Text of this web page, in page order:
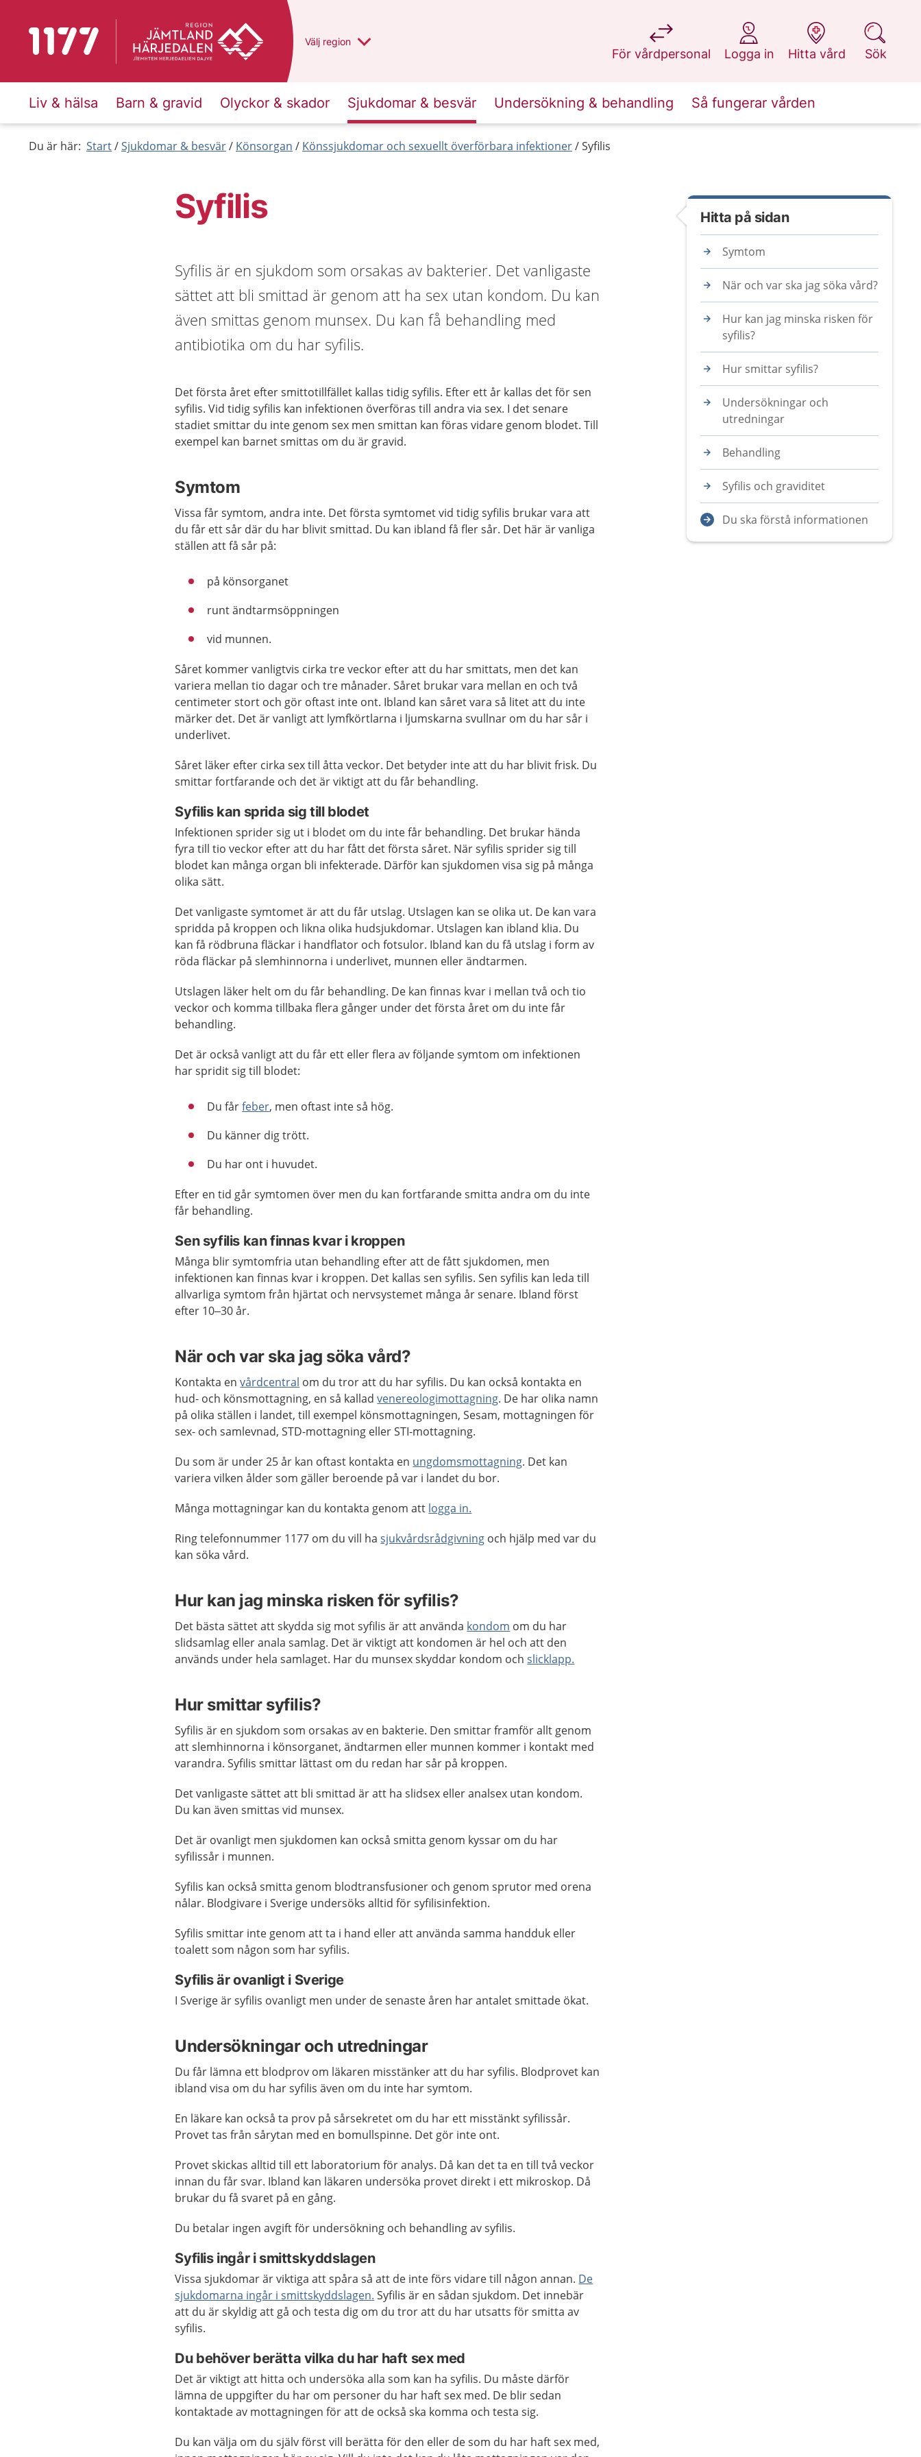
Till startsidan för 1177 Du har valt region
Välj en annan
region
För vårdpersonal
på 1177.se
Logga in
på 1177.se
Hitta vård
på 1177.se
Sök
på 1177.se
Liv & hälsa Barn & gravid Olyckor & skador Sjukdomar & besvär Undersökning & behandling Så fungerar vården
Du är här: Start Sjukdomar & besvär Könsorgan Könssjukdomar och sexuellt överförbara infektioner Syfilis
Syfilis
Syfilis är en sjukdom som orsakas av bakterier. Det vanligaste
sättet att bli smittad är genom att ha sex utan kondom. Du kan
även smittas genom munsex. Du kan få behandling med
antibiotika om du har syfilis.
Det första året efter smittotillfället kallas tidig syfilis. Efter ett år kallas det för sen
syfilis. Vid tidig syfilis kan infektionen överföras till andra via sex. I det senare
stadiet smittar du inte genom sex men smittan kan föras vidare genom blodet. Till
exempel kan barnet smittas om du är gravid.
Symtom
Vissa får symtom, andra inte. Det första symtomet vid tidig syfilis brukar vara att
du får ett sår där du har blivit smittad. Du kan ibland få fler sår. Det här är vanliga
ställen att få sår på:
på könsorganet
runt ändtarmsöppningen
vid munnen.
Såret kommer vanligtvis cirka tre veckor efter att du har smittats, men det kan
variera mellan tio dagar och tre månader. Såret brukar vara mellan en och två
centimeter stort och gör oftast inte ont. Ibland kan såret vara så litet att du inte
märker det. Det är vanligt att lymfkörtlarna i ljumskarna svullnar om du har sår i
underlivet.
Såret läker efter cirka sex till åtta veckor. Det betyder inte att du har blivit frisk. Du
smittar fortfarande och det är viktigt att du får behandling.
Syfilis kan sprida sig till blodet
Infektionen sprider sig ut i blodet om du inte får behandling. Det brukar hända
fyra till tio veckor efter att du har fått det första såret. När syfilis sprider sig till
blodet kan många organ bli infekterade. Därför kan sjukdomen visa sig på många
olika sätt.
Det vanligaste symtomet är att du får utslag. Utslagen kan se olika ut. De kan vara
spridda på kroppen och likna olika hudsjukdomar. Utslagen kan ibland klia. Du
kan få rödbruna fläckar i handflator och fotsulor. Ibland kan du få utslag i form av
röda fläckar på slemhinnorna i underlivet, munnen eller ändtarmen.
Utslagen läker helt om du får behandling. De kan finnas kvar i mellan två och tio
veckor och komma tillbaka flera gånger under det första året om du inte får
behandling.
Det är också vanligt att du får ett eller flera av följande symtom om infektionen
har spridit sig till blodet:
Du fårfeber, men oftast inte så hög.
Du känner dig trött.
Du har ont i huvudet.
Efter en tid går symtomen över men du kan fortfarande smitta andra om du inte
får behandling.
Sen syfilis kan finnas kvar i kroppen
Många blir symtomfria utan behandling efter att de fått sjukdomen, men
infektionen kan finnas kvar i kroppen. Det kallas sen syfilis. Sen syfilis kan leda till
allvarliga symtom från hjärtat och nervsystemet många år senare. Ibland först
efter 10–30 år.
När och var ska jag söka vård?
Kontakta envårdcentral om du tror att du har syfilis. Du kan också kontakta en
hud- och könsmottagning, en så kalladvenereologimottagning. De har olika namn
på olika ställen i landet, till exempel könsmottagningen, Sesam, mottagningen för
sex- och samlevnad, STD-mottagning eller STI-mottagning.
Du som är under 25 år kan oftast kontakta en ungdomsmottagning. Det kan
variera vilken ålder som gäller beroende på var i landet du bor.
Många mottagningar kan du kontakta genom att logga in.
Ring telefonnummer 1177 om du vill hasjukvårdsrådgivning och hjälp med var du
kan söka vård.
Hur kan jag minska risken för syfilis?
Det bästa sättet att skydda sig mot syfilis är att använda kondom om du har
slidsamlag eller anala samlag. Det är viktigt att kondomen är hel och att den
används under hela samlaget. Har du munsex skyddar kondom ochslicklapp.
Hur smittar syfilis?
Syfilis är en sjukdom som orsakas av en bakterie. Den smittar framför allt genom
att slemhinnorna i könsorganet, ändtarmen eller munnen kommer i kontakt med
varandra. Syfilis smittar lättast om du redan har sår på kroppen.
Det vanligaste sättet att bli smittad är att ha slidsex eller analsex utan kondom.
Du kan även smittas vid munsex.
Det är ovanligt men sjukdomen kan också smitta genom kyssar om du har
syfilissår i munnen.
Syfilis kan också smitta genom blodtransfusioner och genom sprutor med orena
nålar. Blodgivare i Sverige undersöks alltid för syfilisinfektion.
Syfilis smittar inte genom att ta i hand eller att använda samma handduk eller
toalett som någon som har syfilis.
Syfilis är ovanligt i Sverige
I Sverige är syfilis ovanligt men under de senaste åren har antalet smittade ökat.
Undersökningar och utredningar
Du får lämna ett blodprov om läkaren misstänker att du har syfilis. Blodprovet kan
ibland visa om du har syfilis även om du inte har symtom.
En läkare kan också ta prov på sårsekretet om du har ett misstänkt syfilissår.
Provet tas från sårytan med en bomullspinne. Det gör inte ont.
Provet skickas alltid till ett laboratorium för analys. Då kan det ta en till två veckor
innan du får svar. Ibland kan läkaren undersöka provet direkt i ett mikroskop. Då
brukar du få svaret på en gång.
Du betalar ingen avgift för undersökning och behandling av syfilis.
Syfilis ingår i smittskyddslagen
Vissa sjukdomar är viktiga att spåra så att de inte förs vidare till någon annan. De
sjukdomarna ingår ismittskyddslagen. Syfilis är en sådan sjukdom. Det innebär
att du är skyldig att gå och testa dig om du tror att du har utsatts för smitta av
syfilis.
Du behöver berätta vilka du har haft sex med
Det är viktigt att hitta och undersöka alla som kan ha syfilis. Du måste därför
lämna de uppgifter du har om personer du har haft sex med. De blir sedan
kontaktade av mottagningen för att de också ska komma och testa sig.
Du kan välja om du själv först vill berätta för den eller de som du har haft sex med,
Hitta på sidan
Symtom
När och var ska jag söka vård?
Hur kan jag minska risken för
syfilis?
Hur smittar syfilis?
Undersökningar och
utredningar
Behandling
Syfilis och graviditet
Du ska förstå informationen